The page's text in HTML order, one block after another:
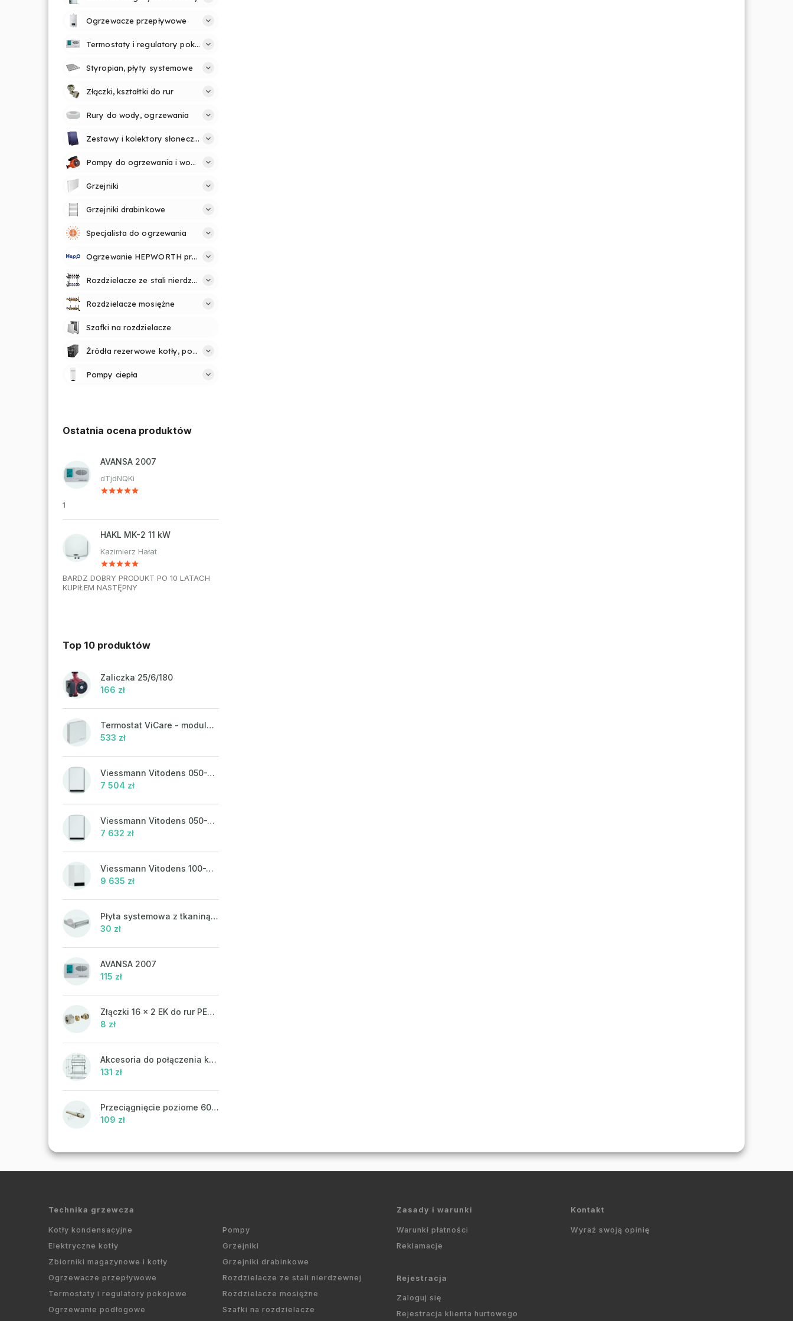
Ogrzewacze przepływowe
Termostaty i regulatory pokojowe
Styropian, płyty systemowe
Złączki, kształtki do rur
Rury do wody, ogrzewania
Zestawy i kolektory słoneczne
Pompy do ogrzewania i wody
Grzejniki
Grzejniki drabinkowe
Specjalista do ogrzewania
Ogrzewanie HEPWORTH profesjonalnie i prosto
Rozdzielacze ze stali nierdzewnej
Rozdzielacze mosiężne
Szafki na rozdzielacze
Źródła rezerwowe kotły, pompy
Pompy ciepła
Ostatnia ocena produktów
AVANSA 2007
dTjdNQKi
1
HAKL MK-2 11 kW
Kazimierz Hałat
BARDZ DOBRY PRODUKT PO 10 LATACH
KUPIŁEM NASTĘPNY
Top 10 produktów
Zaliczka 25/6/180
166 zł
Termostat ViCare - modulacja
533 zł
Viessmann Vitodens 050-W, 19 kW
7 504 zł
Viessmann Vitodens 050-W, 19 kW, ciepła woda użytkowa
7 632 zł
Viessmann Vitodens 100-W, 19 kW
9 635 zł
Płyta systemowa z tkaniną UHP 302FP
30 zł
AVANSA 2007
115 zł
Złączki 16 x 2 EK do rur PEX-AL-PEX
8 zł
Akcesoria do połączenia koncentrycznego PR43 - ATTACK
131 zł
Przeciągnięcie poziome 60/100 mm
109 zł
Technika grzewcza
Kotły kondensacyjne
Elektryczne kotły
Zbiorniki magazynowe i kotły
Ogrzewacze przepływowe
Termostaty i regulatory pokojowe
Ogrzewanie podłogowe
Pompy
Grzejniki
Grzejniki drabinkowe
Rozdzielacze ze stali nierdzewnej
Rozdzielacze mosiężne
Szafki na rozdzielacze
Zasady i warunki
Warunki płatności
Reklamacje
Rejestracja
Zaloguj się
Rejestracja klienta hurtowego
Kontakt
Wyraź swoją opinię